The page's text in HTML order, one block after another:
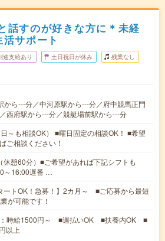
話すのが好きな方に＊未経
サポート
途支給あり 土日祝日が休み 残業なし
から---分／中河原駅から---分／府中競馬正門
西府駅から---分／競艇場前駅から---分
～も相談OK） ■曜日固定の相談OK！ ■希望
ご相談ください！
休憩60分）■ご希望があれば下記シフトも
～16:00遅番 …
ートOK！急募！】2カ月～ ■ご応募から最短
が可能です！
：時給1500円～ ■週払いOK ■扶養内OK ■
以上